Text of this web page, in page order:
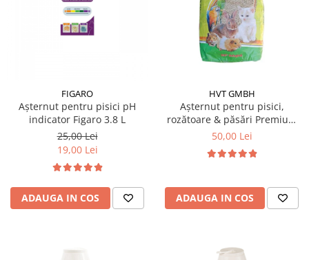
FIGARO
Așternut pentru pisici pH
indicator Figaro 3.8 L
25,00 Lei
19,00 Lei
ADAUGA IN COS
HVT GMBH
Așternut pentru pisici,
rozătoare & păsări Premium
Span 10L
50,00 Lei
ADAUGA IN COS